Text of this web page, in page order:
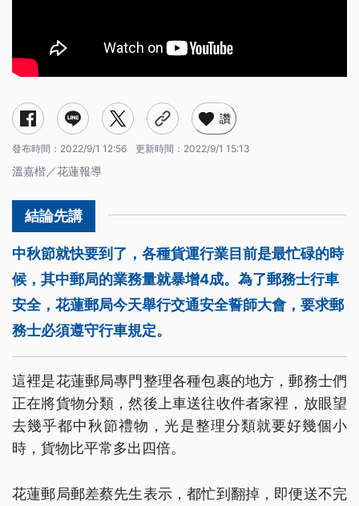
讚
發布時間： 2022/9/1 12:56 更新時間： 2022/9/1 15:13
溫嘉楷／花蓮報導
中秋節就快要到了，各種貨運行業目前是最忙碌的時
候，其中郵局的業務量就暴增4成。為了郵務士行車
安全，花蓮郵局今天舉行交通安全誓師大會，要求郵
務士必須遵守行車規定。
這裡是花蓮郵局專門整理各種包裹的地方，郵務士們
正在將貨物分類，然後上車送往收件者家裡，放眼望
去幾乎都中秋節禮物，光是整理分類就要好幾個小
時，貨物比平常多出四倍。
花蓮郵局郵差蔡先生表示，都忙到翻掉，即便送不完